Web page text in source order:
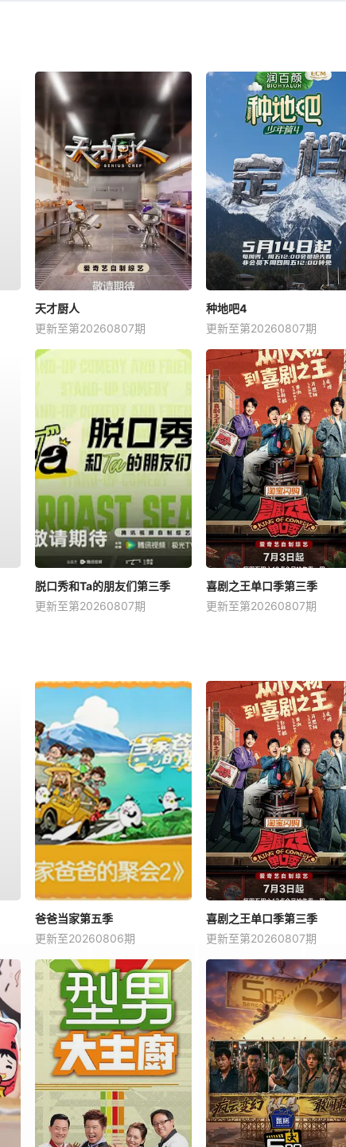
天才厨人
更新至第20260807期
种地吧4
更新至第20260807期
脱口秀和Ta的朋友们第三季
更新至第20260807期
喜剧之王单口季第三季
更新至第20260807期
爸爸当家第五季
更新至20260806期
喜剧之王单口季第三季
更新至第20260807期